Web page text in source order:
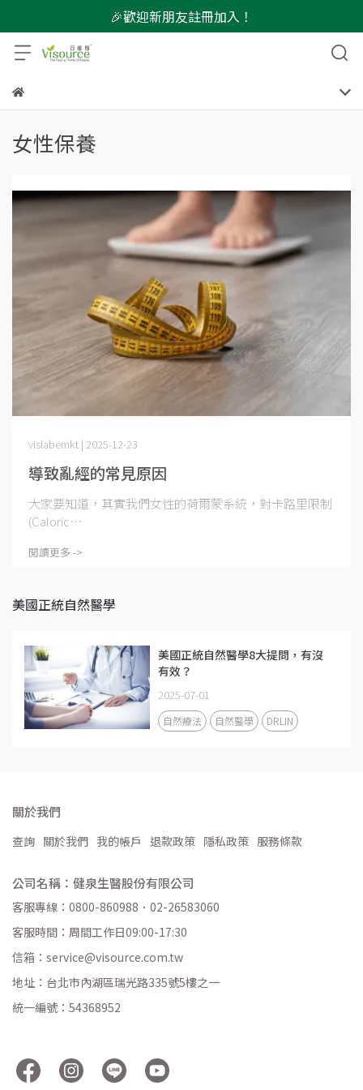
🎉歡迎新朋友註冊加入！
女性保養
導致亂經的常見原因
vislabemkt | 2025-12-23
大家要知道，其實我們女性的荷爾蒙系統，對卡路里限制
(Caloric⋯
閱讀更多 ->
美國正統自然醫學
美國正統自然醫學8大提問，有沒
有效？
2025-07-01
自然療法 自然醫學 DRLIN
關於我們
查詢 關於我們 我的帳戶 退款政策 隱私政策 服務條款
公司名稱：健泉生醫股份有限公司
客服專線：0800-860988．02-26583060
客服時間：周間工作日09:00-17:30
信箱：service@visource.com.tw
地址：台北市內湖區瑞光路335號5樓之一
統一編號：54368952